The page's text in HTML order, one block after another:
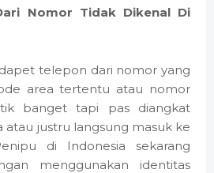
Nomor Tidak Dikenal Di
telepon dari nomor yang
area tertentu atau nomor
banget tapi pas diangkat
atau justru langsung masuk ke
di Indonesia sekarang
menggunakan identitas